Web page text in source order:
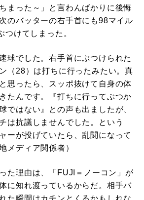
まった～」と言わんばかりに後悔
のバッターの右手首にも98マイル
つけてしまった。
球でした。右手首にぶつけられた
（28）は打ちに行ったみたい。真
思ったら、スッポ抜けて自身の体
たんです。『打ちに行ってぶつか
ではない』との声も出ましたが、
は抗議しませんでした。という
ーが投げていたら、乱闘になって
メディア関係者）
た理由は、「FUJI＝ノーコン」が
に知れ渡っているからだ。相手バ